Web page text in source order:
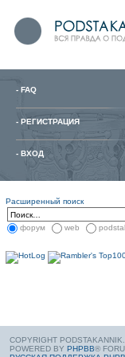
- FAQ
- РЕГИСТРАЦИЯ
- ВХОД
Расширенный поиск
форум web
COPYRIGHT
POWERED BY PHPBB®